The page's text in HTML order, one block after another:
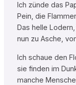
Ich zünde das
Pein, die
Das helle
nun zu Asche,
Ich schaue den
sie finden im
manche